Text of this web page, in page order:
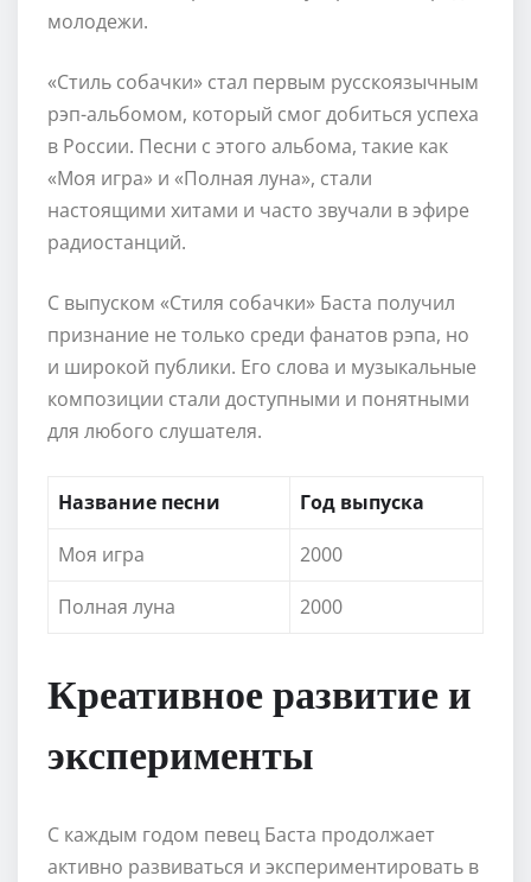
молодежи.
«Стиль собачки» стал первым русскоязычным
рэп-альбомом, который смог добиться успеха
в России. Песни с этого альбома, такие как
«Моя игра» и «Полная луна», стали
настоящими хитами и часто звучали в эфире
радиостанций.
С выпуском «Стиля собачки» Баста получил
признание не только среди фанатов рэпа, но
и широкой публики. Его слова и музыкальные
композиции стали доступными и понятными
для любого слушателя.
Название песни
Год выпуска
Моя игра
2000
Полная луна
2000
Креативное развитие и
эксперименты
С каждым годом певец Баста продолжает
активно развиваться и экспериментировать в